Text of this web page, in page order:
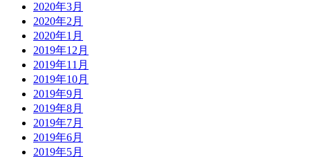
2020年3月
2020年2月
2020年1月
2019年12月
2019年11月
2019年10月
2019年9月
2019年8月
2019年7月
2019年6月
2019年5月